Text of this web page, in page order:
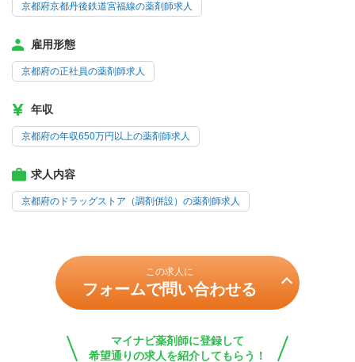
京都府京都丹後鉄道宮福線の薬剤師求人
雇用形態
京都府の正社員の薬剤師求人
年収
京都府の年収650万円以上の薬剤師求人
求人内容
京都府のドラッグストア（調剤併設）の薬剤師求人
この求人に
フォームで問い合わせる
マイナビ薬剤師に登録して
希望通りの求人を紹介してもらう！